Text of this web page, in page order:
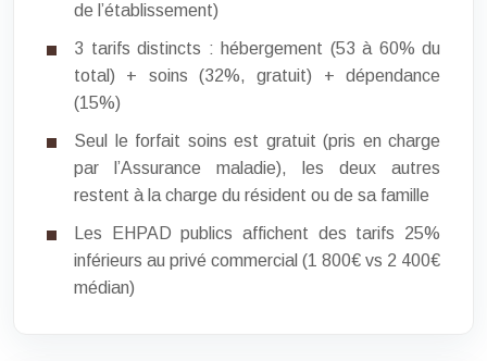
de l’établissement)
3 tarifs distincts : hébergement (53 à 60% du
total) + soins (32%, gratuit) + dépendance
(15%)
Seul le forfait soins est gratuit (pris en charge
par l’Assurance maladie), les deux autres
restent à la charge du résident ou de sa famille
Les EHPAD publics affichent des tarifs 25%
inférieurs au privé commercial (1 800€ vs 2 400€
médian)